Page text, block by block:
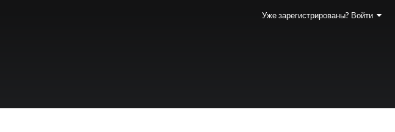
Уже зарегистрированы? Войти